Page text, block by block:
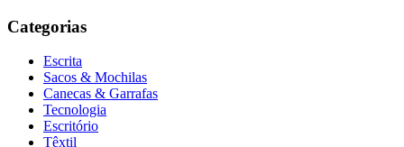
Categorias
Escrita
Sacos & Mochilas
Canecas & Garrafas
Tecnologia
Escritório
Têxtil